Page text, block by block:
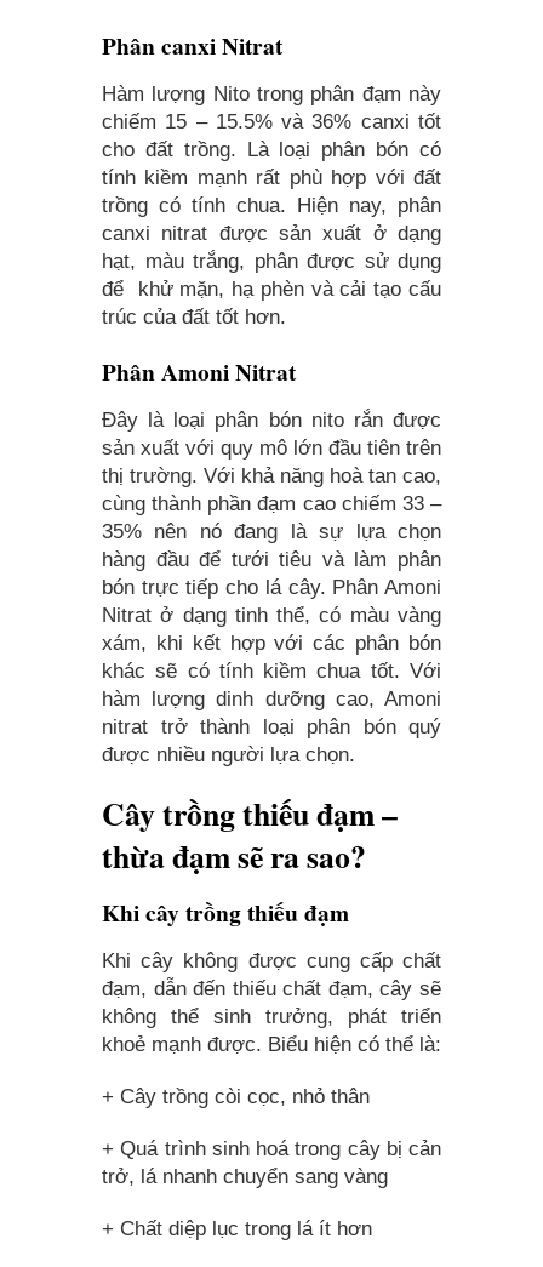
Phân canxi Nitrat
Hàm lượng Nito trong phân đạm này
chiếm 15 – 15.5% và 36% canxi tốt
cho đất trồng. Là loại phân bón có
tính kiềm mạnh rất phù hợp với đất
trồng có tính chua. Hiện nay, phân
canxi nitrat được sản xuất ở dạng
hạt, màu trắng, phân được sử dụng
để khử mặn, hạ phèn và cải tạo cấu
trúc của đất tốt hơn.
Phân Amoni Nitrat
Đây là loại phân bón nito rắn được
sản xuất với quy mô lớn đầu tiên trên
thị trường. Với khả năng hoà tan cao,
cùng thành phần đạm cao chiếm 33 –
35% nên nó đang là sự lựa chọn
hàng đầu để tưới tiêu và làm phân
bón trực tiếp cho lá cây. Phân Amoni
Nitrat ở dạng tinh thể, có màu vàng
xám, khi kết hợp với các phân bón
khác sẽ có tính kiềm chua tốt. Với
hàm lượng dinh dưỡng cao, Amoni
nitrat trở thành loại phân bón quý
được nhiều người lựa chọn.
Cây trồng thiếu đạm –
thừa đạm sẽ ra sao?
Khi cây trồng thiếu đạm
Khi cây không được cung cấp chất
đạm, dẫn đến thiếu chất đạm, cây sẽ
không thể sinh trưởng, phát triển
khoẻ mạnh được. Biểu hiện có thể là:
+ Cây trồng còi cọc, nhỏ thân
+ Quá trình sinh hoá trong cây bị cản
trở, lá nhanh chuyển sang vàng
+ Chất diệp lục trong lá ít hơn